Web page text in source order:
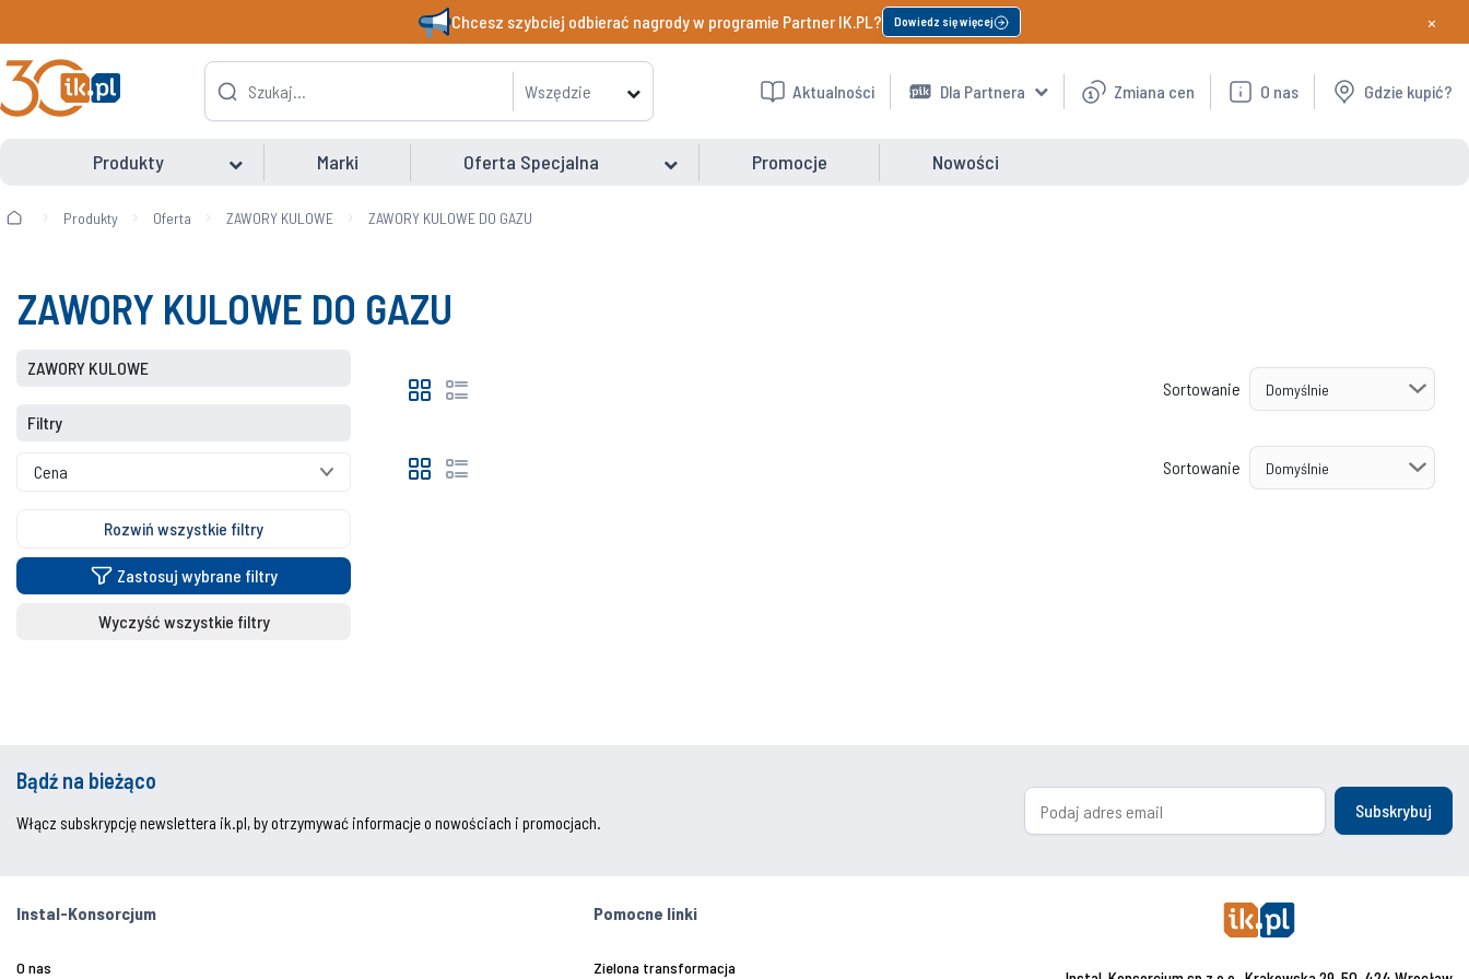
Chcesz szybciej odbierać nagrody w programie Partner IK.PL? Dowiedz się więcej ×
Wszędzie Aktualności Dla Partnera Zmiana cen O nas Gdzie kupić?
Produkty Marki Oferta Specjalna Promocje Nowości
Produkty Oferta ZAWORY KULOWE ZAWORY KULOWE DO GAZU
ZAWORY KULOWE DO GAZU
ZAWORY KULOWE
Filtry
Cena
Rozwiń wszystkie filtry
Zastosuj wybrane filtry
Wyczyść wszystkie filtry
Sortowanie
Sortowanie
Bądź na bieżąco
Włącz subskrypcję newslettera ik.pl, by otrzymywać informacje o nowościach i promocjach.
Subskrybuj
Instal-Konsorcjum
O nas
Pomocne linki
Zielona transformacja